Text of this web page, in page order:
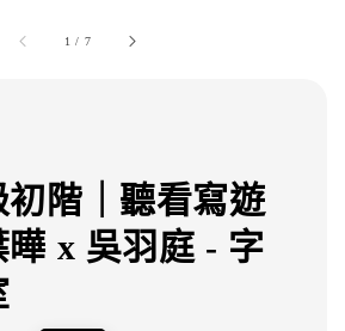
1 / 7
初階｜聽看寫遊
曄 x 吳羽庭 - 字